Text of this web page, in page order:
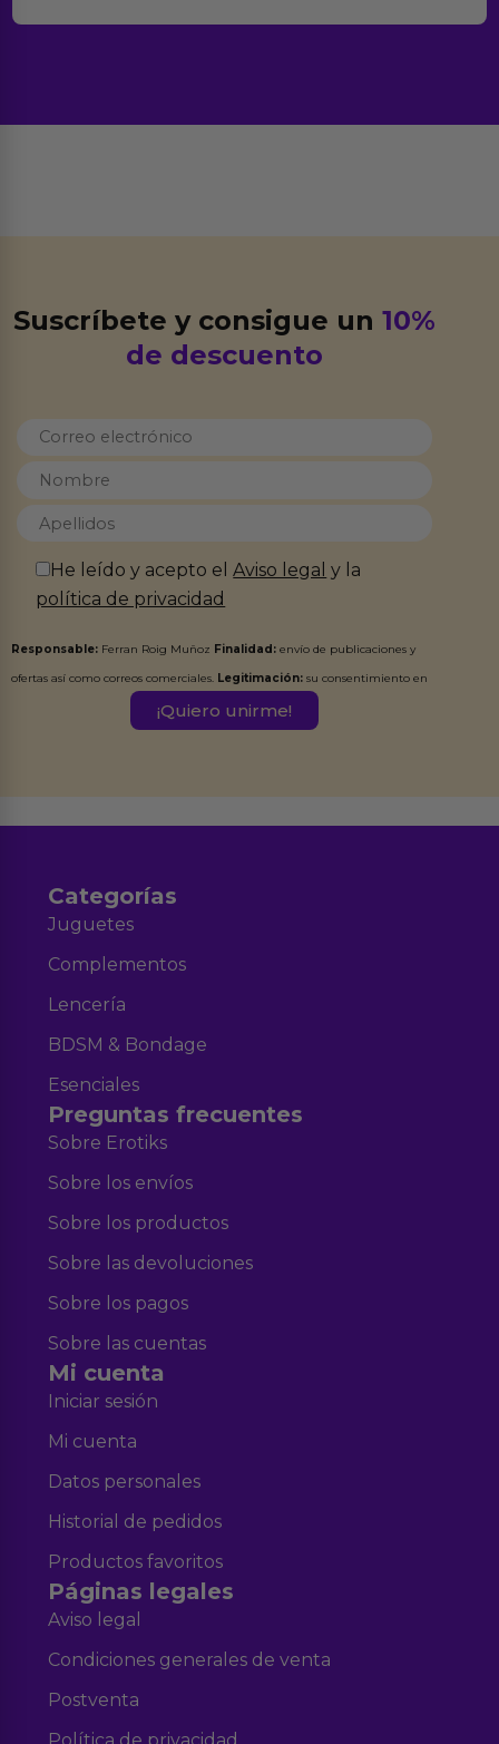
Suscríbete y consigue un10%
de descuento
He leído y acepto elAviso legal y la
política de privacidad
Responsable: Ferran Roig Muñoz Finalidad: envío de publicaciones y
ofertas así como correos comerciales. Legitimación: su consentimiento en
Destinatarios:Ferran Roig Muñoz. Podrás ejercer tus
Categorías
Juguetes
Complementos
Lencería
BDSM & Bondage
Esenciales
Preguntas frecuentes
Sobre Erotiks
Sobre los envíos
Sobre los productos
Sobre las devoluciones
Sobre los pagos
Sobre las cuentas
Mi cuenta
Iniciar sesión
Mi cuenta
Datos personales
Historial de pedidos
Productos favoritos
Páginas legales
Aviso legal
Condiciones generales de venta
Postventa